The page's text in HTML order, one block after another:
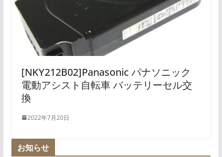
[NKY212B02]Panasonic パナソニック
電動アシスト自転車 バッテリーセル交
換
2022年7月20日
お知らせ